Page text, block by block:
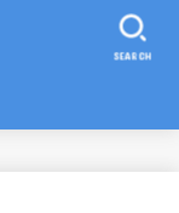
SEARCH